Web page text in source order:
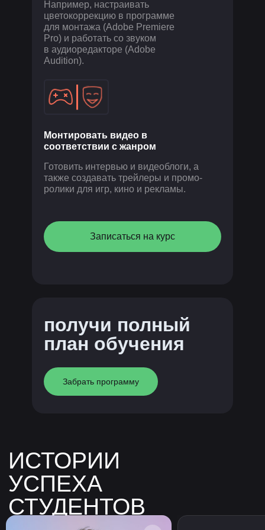
Записаться на курс
Например, настраивать
цветокоррекцию в программе
для монтажа (Adobe Premiere
Pro) и работать со звуком
в аудиоредакторе (Adobe
Audition).
Готовить интервью и видеоблоги, а
также создавать трейлеры и промо-
ролики для игр, кино и рекламы.
Монтировать видео в
соответствии с жанром
получи полный
план обучения
Забрать программу